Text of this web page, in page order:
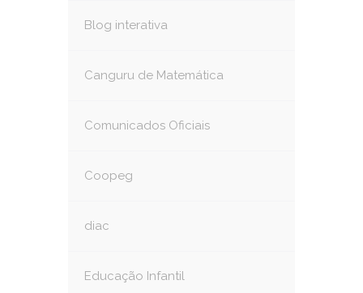
Blog interativa
Canguru de Matemática
Comunicados Oficiais
Coopeg
diac
Educação Infantil